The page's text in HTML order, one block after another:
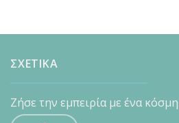
ΣΧΕΤΙΚΑ
Ζήσε την εμπειρία με ένα